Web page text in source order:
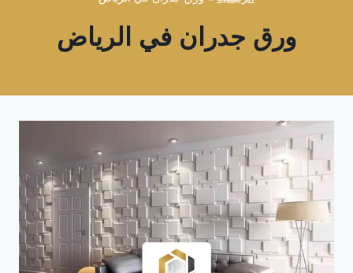
ورق جدران في الرياض